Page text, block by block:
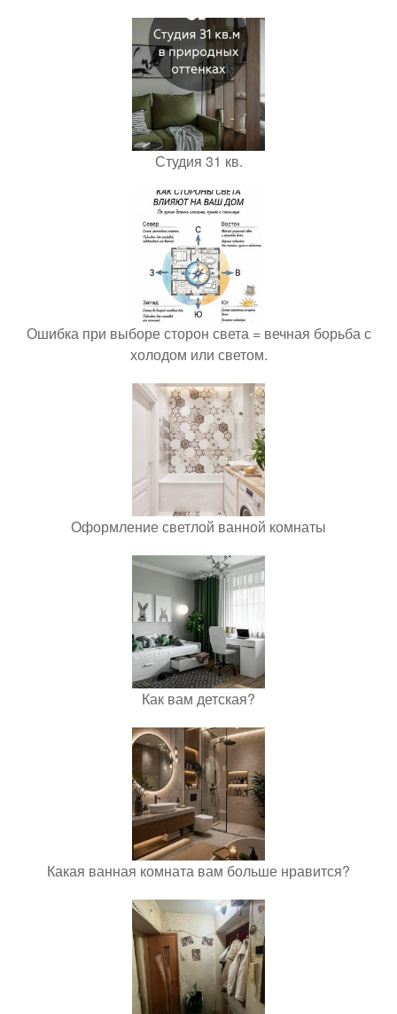
Студия 31 кв.
Ошибка при выборе сторон света = вечная борьба с
холодом или светом.
Оформление светлой ванной комнаты
Как вам детская?
Какая ванная комната вам больше нравится?